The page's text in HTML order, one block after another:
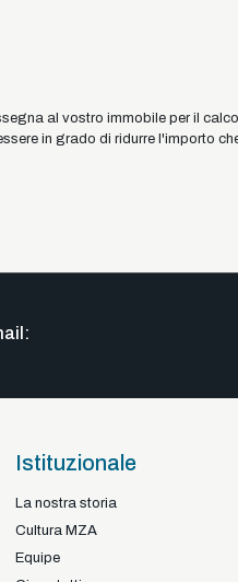
al vostro immobile per il
in grado di ridurre l'importo
Istituzionale
La nostra storia
Cultura MZA
Equipe